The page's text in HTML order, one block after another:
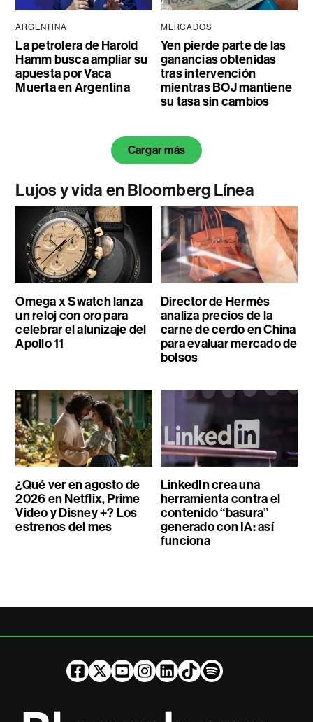
ARGENTINA
La petrolera de Harold
Hamm busca ampliar su
apuesta por Vaca
Muerta en Argentina
MERCADOS
Yen pierde parte de las
ganancias obtenidas
tras intervención
mientras BOJ mantiene
su tasa sin cambios
Cargar más
Lujos y vida en Bloomberg Línea
Omega x Swatch lanza
un reloj con oro para
celebrar el alunizaje del
Apollo 11
Director de Hermès
analiza precios de la
carne de cerdo en China
para evaluar mercado de
bolsos
¿Qué ver en agosto de
2026 en Netflix, Prime
Video y Disney +? Los
estrenos del mes
LinkedIn crea una
herramienta contra el
contenido “basura”
generado con IA: así
funciona